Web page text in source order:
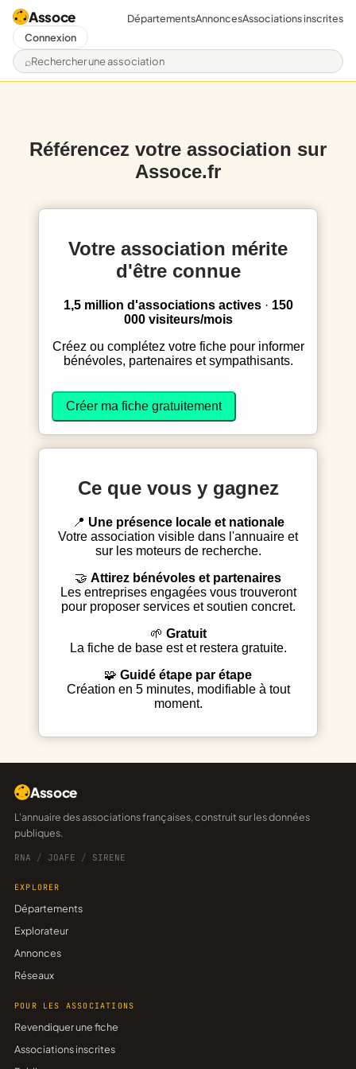
Assoce
Rechercher une association
DépartementsAnnoncesAssociations inscrites
Connexion
Référencez votre association sur
Assoce.fr
Votre association mérite
d'être connue
1,5 million d'associations actives· 150
000 visiteurs/mois
Créez ou complétez votre fiche pour informer
bénévoles, partenaires et sympathisants.
Créer ma fiche gratuitement
Ce que vous y gagnez
Une présence locale et nationale
Votre association visible dans l'annuaire et
sur les moteurs de recherche.
Attirez bénévoles et partenaires
Les entreprises engagées vous trouveront
pour proposer services et soutien concret.
Gratuit
La fiche de base est et restera gratuite.
Guidé étape par étape
Création en 5 minutes, modifiable à tout
moment.
Assoce
L'annuaire des associations françaises, construit sur les données
publiques.
RNA / JOAFE / SIRENE
EXPLORER
Départements
Explorateur
Annonces
Réseaux
POUR LES ASSOCIATIONS
Revendiquer une fiche
Associations inscrites